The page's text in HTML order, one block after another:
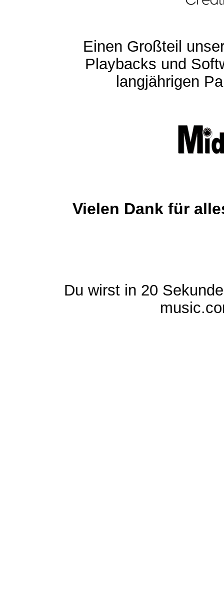
Einen Großteil
Playbacks und
langjährigen
Vielen Dank für
Du wirst in 20